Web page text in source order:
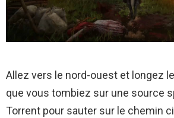
Allez vers le nord-ouest et longez
que vous tombiez sur une source
Torrent pour sauter sur le chemin